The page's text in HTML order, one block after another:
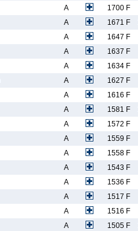
A 1700 F
A 1671 F
A 1647 F
A 1637 F
A 1634 F
A 1627 F
A 1616 F
A 1581 F
A 1572 F
A 1559 F
A 1558 F
A 1543 F
A 1536 F
A 1517 F
A 1516 F
A 1505 F